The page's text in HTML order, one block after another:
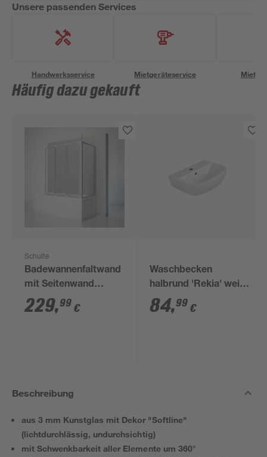
Unsere passenden Services
Handwerksservice Mietgeräteservice
Häufig dazu gekauft
Schulte
Badewannenfaltwand
mit Seitenwand
vollgerahmt 71 x 129
x 140 cm
229,99 €
Waschbecken
halbrund 'Rekia' weiß
60 x 15,9 x 44 cm
84,99 €
Beschreibung
aus 3 mm Kunstglas mit Dekor "Softline"
(lichtdurchlässig, undurchsichtig)
mit Schwenkbarkeit aller Elemente um 360°